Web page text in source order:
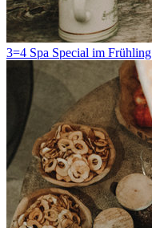
3=4 Spa Special im Frühling